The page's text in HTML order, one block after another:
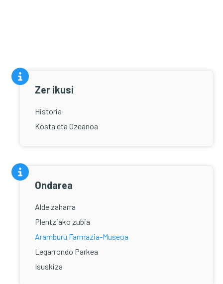
Zer ikusi
Historia
Kosta eta Ozeanoa
Ondarea
Alde zaharra
Plentziako zubia
Aramburu Farmazia-Museoa
Legarrondo Parkea
Isuskiza